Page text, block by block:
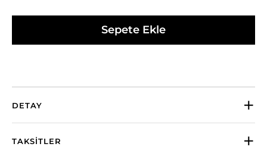
Sepete Ekle
DETAY
TAKSITLER